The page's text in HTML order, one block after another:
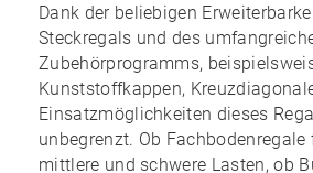
Dank der beliebigen
Steckregals und des
Zubehörprogramms,
Kunststoffkappen,
Einsatzmöglichkeiten dieses
unbegrenzt. Ob Fachbodenregale
mittlere und schwere Lasten, ob